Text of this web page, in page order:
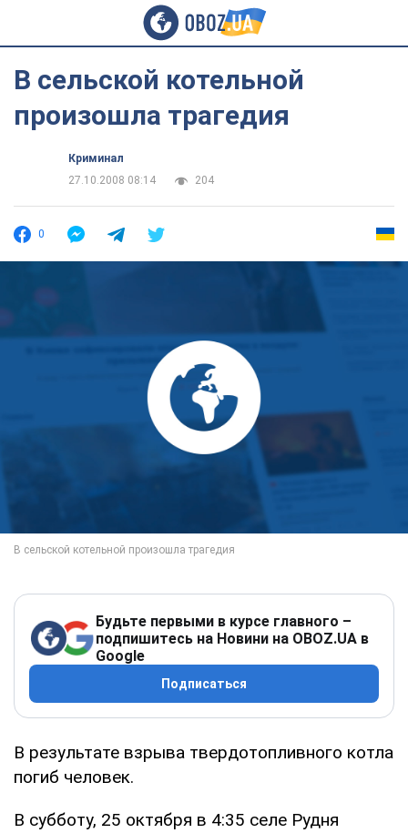
В сельской котельной
произошла трагедия
Криминал
27.10.2008 08:14
204
0
Будьте первыми в курсе главного –
подпишитесь на Новини на OBOZ.UA в
Google
Подписаться
В результате взрыва твердотопливного котла
погиб человек.
В субботу, 25 октября в 4:35 селе Рудня